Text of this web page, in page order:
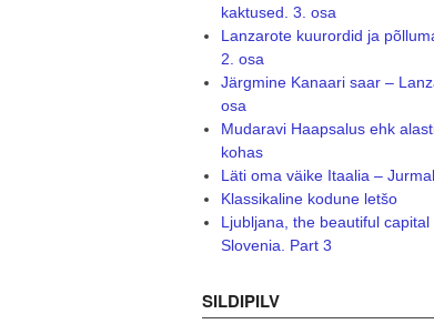
kaktused. 3. osa
Lanzarote kuurordid ja
2. osa
Järgmine Kanaari saar –
osa
Mudaravi Haapsalus ehk
kohas
Läti oma väike Itaalia –
Klassikaline kodune letšo
Ljubljana, the beautiful capital
Slovenia. Part 3
SILDIPILV